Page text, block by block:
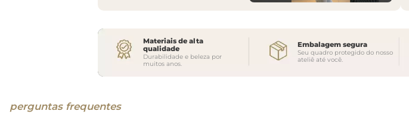
Materiais de alta
qualidade
Durabilidade e beleza por
muitos anos.
Embalagem segura
Seu quadro protegido do nosso
ateliê até você.
perguntas frequentes